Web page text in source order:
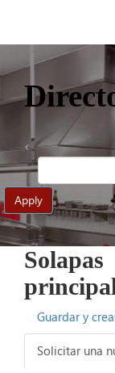
Apply
Solapas
Guardar y
Solicitar una